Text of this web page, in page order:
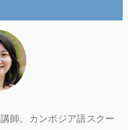
師。カンボジア語スクー